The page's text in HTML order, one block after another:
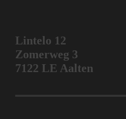
Lintelo 12
Zomerweg 3
7122 LE Aalten